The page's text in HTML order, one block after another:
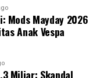
skema
pemerintah.
tinggi, dinas
desa seperti
Mods Mayday 2026
Anak Vespa
Miliar: Skandal